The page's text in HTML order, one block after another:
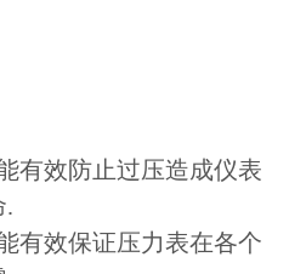
有效防止过压造成仪表
.
有效保证压力表在各个